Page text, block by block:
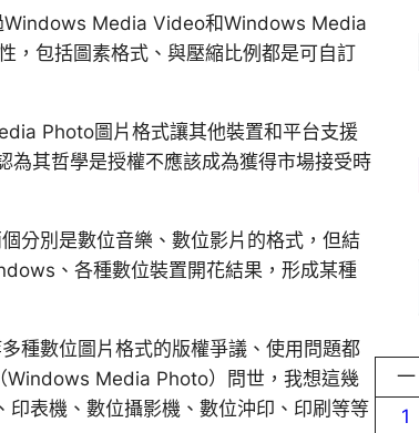
Windows Media Video和Windows Media
，包括圖素格式、與壓縮比例都是可自訂
Photo圖片格式讓其他裝置和平台支援
為其哲學是授權不應該成為獲得市場接受時
分別是數位音樂、數位影片的格式，但結
、各種數位裝置開花結果，形成某種
種數位圖片格式的版權爭議、使用問題都
Windows Media Photo）問世，我想這幾
表機、數位攝影機、數位沖印、印刷等等
一
1